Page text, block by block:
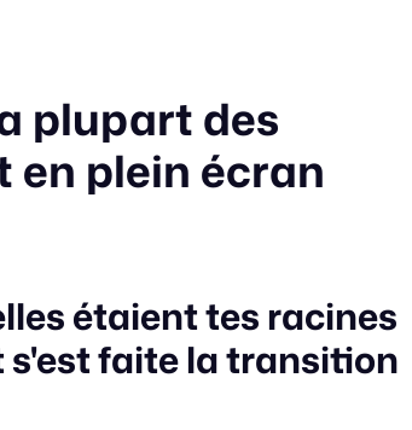
plupart des
en plein écran
étaient tes racines
s'est faite la transition